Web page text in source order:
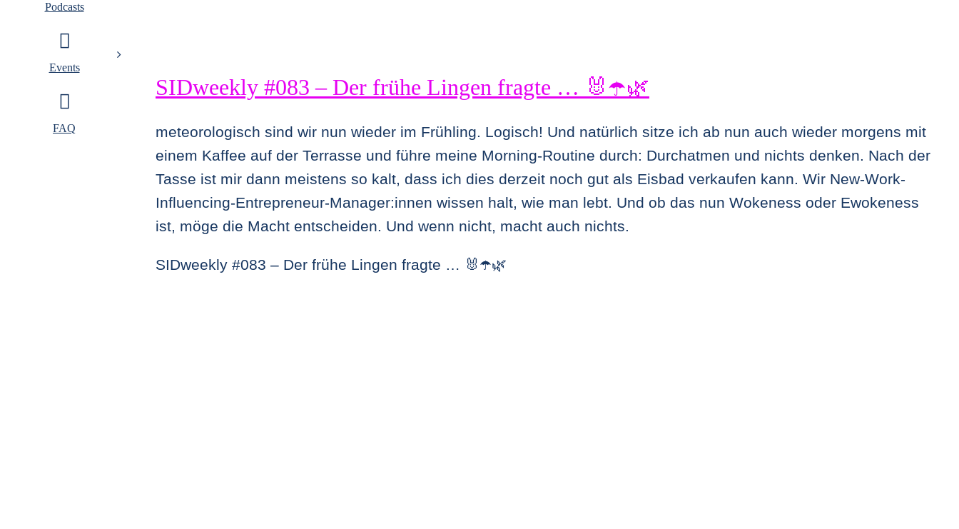
Podcasts
Events
FAQ
SIDweekly #083 – Der frühe Lingen fragte … 🐰☂️🌿
meteorologisch sind wir nun wieder im Frühling. Logisch! Und natürlich sitze ich ab nun auch wieder morgens mit
einem Kaffee auf der Terrasse und führe meine Morning-Routine durch: Durchatmen und nichts denken. Nach der
Tasse ist mir dann meistens so kalt, dass ich dies derzeit noch gut als Eisbad verkaufen kann. Wir New-Work-
Influencing-Entrepreneur-Manager:innen wissen halt, wie man lebt. Und ob das nun Wokeness oder Ewokeness
ist, möge die Macht entscheiden. Und wenn nicht, macht auch nichts.
SIDweekly #083 – Der frühe Lingen fragte … 🐰☂️🌿